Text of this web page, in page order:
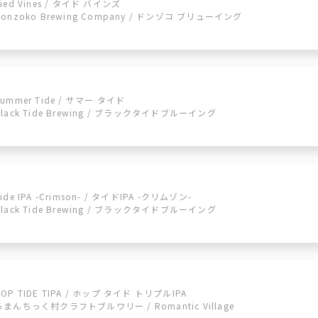
Vines / タイド バインズ
Brewing Company / ドンゾコ ブリューイング
Tide / サマー タイド
Tide Brewing / ブラックタイドブルーイング
IPA -Crimson- / タイドIPA -クリムゾン-
Tide Brewing / ブラックタイドブルーイング
TIDE TIPA / ホップ タイド トリプルIPA
まんちっく村クラフトブルワリー / Romantic Village